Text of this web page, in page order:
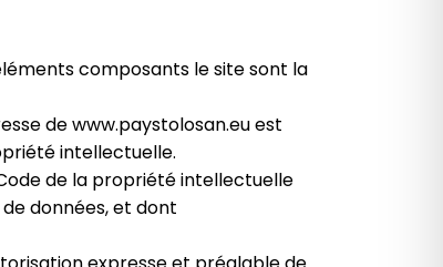
composants le site sont la
de www.paystolosan.eu est
intellectuelle.
de la propriété intellectuelle
données, et dont